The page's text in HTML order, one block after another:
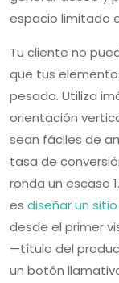
espacio limitado
Tu cliente no
que tus
pesado. Utiliza
orientación
sean fáciles de
tasa de
ronda un escaso
es diseñar un
desde el primer
—título del
un botón